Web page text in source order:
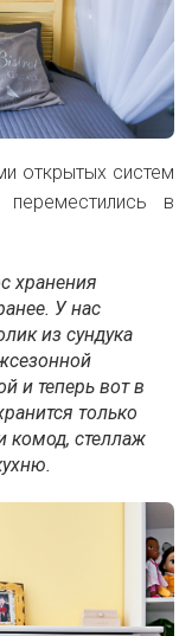
открытых систем
в
хранения
У нас
из сундука
и теперь вот в
только
комод, стеллаж